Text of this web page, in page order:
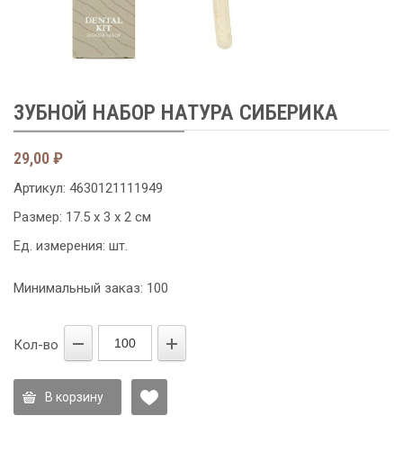
ЗУБНОЙ НАБОР НАТУРА СИБЕРИКА
29,00₽
Артикул: 4630121111949
Размер: 17.5 x 3 x 2 см
Ед. измерения: шт.
Минимальный заказ: 100
Кол-во
В корзину